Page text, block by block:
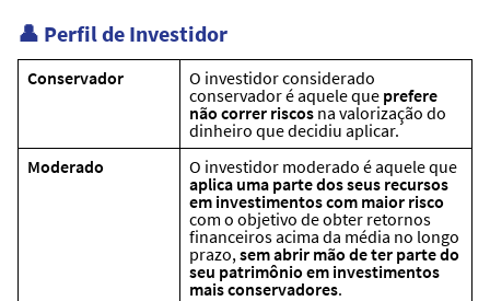
👤 Perfil de Investidor
Conservador
O investidor considerado
conservador é aquele que prefere
não correr riscos na valorização do
dinheiro que decidiu aplicar.
Moderado
O investidor moderado é aquele que
aplica uma parte dos seus recursos
em investimentos com maior risco
com o objetivo de obter retornos
financeiros acima da média no longo
prazo,sem abrir mão de ter parte do
seu patrimônio em investimentos
mais conservadores.